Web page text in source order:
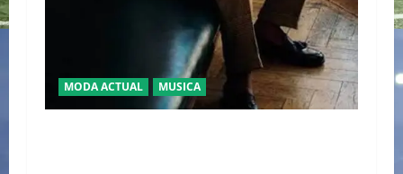
MODA ACTUAL MUSICA